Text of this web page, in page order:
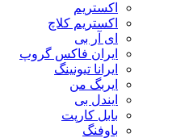
اکستریم
اکستریم کلاچ
ای آر بی
ایران فاکس گروپ
ایرانا تیونینگ
ایربگ من
ایندل بی
بابل کارپت
باوفنگ